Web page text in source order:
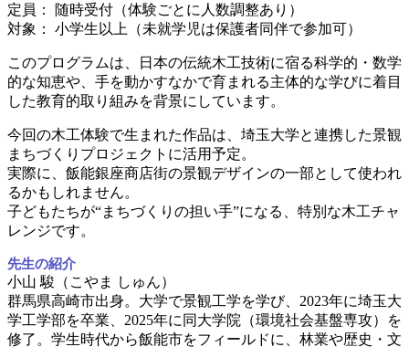
定員： 随時受付（体験ごとに人数調整あり）
対象： 小学生以上（未就学児は保護者同伴で参加可）
このプログラムは、日本の伝統木工技術に宿る科学的・数学
的な知恵や、手を動かすなかで育まれる主体的な学びに着目
した教育的取り組みを背景にしています。
今回の木工体験で生まれた作品は、埼玉大学と連携した景観
まちづくりプロジェクトに活用予定。
実際に、飯能銀座商店街の景観デザインの一部として使われ
るかもしれません。
子どもたちが“まちづくりの担い手”になる、特別な木工チャ
レンジです。
先生の紹介
小山 駿（こやま しゅん）
群馬県高崎市出身。大学で景観工学を学び、2023年に埼玉大
学工学部を卒業、2025年に同大学院（環境社会基盤専攻）を
修了。学生時代から飯能市をフィールドに、林業や歴史・文